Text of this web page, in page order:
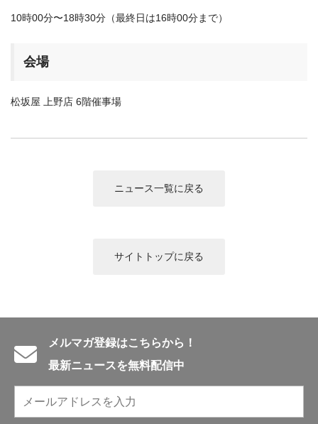
ソフトレリーズ「小丸」 フィルムカメラ
ワンタイムカメラ
English introduction
10時00分〜18時30分（最終日は16時00分まで）
会場
松坂屋 上野店 6階催事場
ニュース一覧に戻る
サイトトップに戻る
メルマガ登録はこちらから！
最新ニュースを無料配信中